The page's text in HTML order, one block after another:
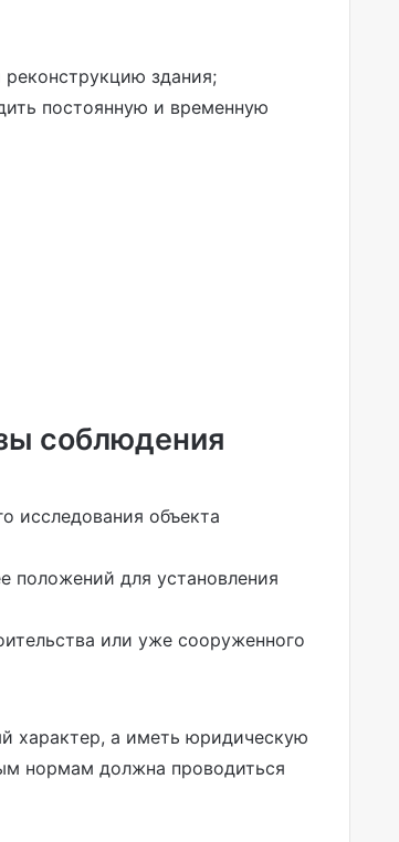
здания;
постоянную и временную
соблюдения
исследования объекта
положений для установления
или уже сооруженного
характер, а иметь юридическую
нормам должна проводиться